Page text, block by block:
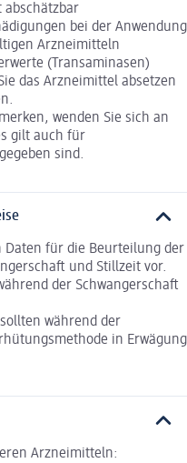
abschätzbar
bei der Anwendung
Arzneimitteln
(Transaminasen)
das Arzneimittel absetzen
wenden Sie sich an
gilt auch für
sind.
Daten für die Beurteilung der
und Stillzeit vor.
der Schwangerschaft
während der
in Erwägung
Arzneimitteln: